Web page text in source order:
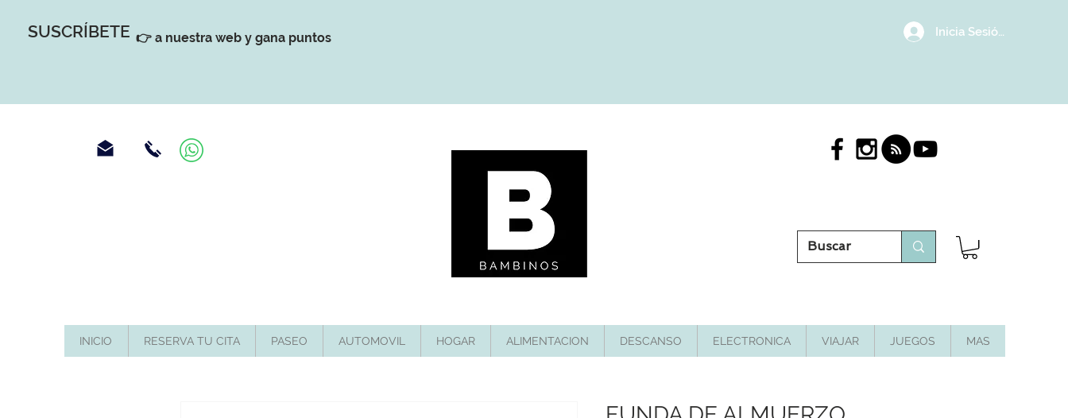
SUSCRÍBETE 👉 a nuestra web y gana puntos Inicia Sesión/
INICIO RESERVA TU CITA PASEO AUTOMOVIL HOGAR ALIMENTACION DESCANSO ELECTRONICA VIAJAR JUEGOS MAS